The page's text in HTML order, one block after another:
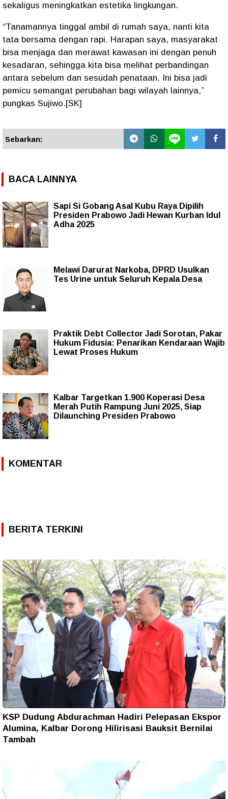
sekaligus meningkatkan estetika lingkungan.
“Tanamannya tinggal ambil di rumah saya, nanti kita
tata bersama dengan rapi. Harapan saya, masyarakat
bisa menjaga dan merawat kawasan ini dengan penuh
kesadaran, sehingga kita bisa melihat perbandingan
antara sebelum dan sesudah penataan. Ini bisa jadi
pemicu semangat perubahan bagi wilayah lainnya,”
pungkas Sujiwo.[SK]
Sebarkan:
BACA LAINNYA
Sapi Si Gobang Asal Kubu Raya Dipilih
Presiden Prabowo Jadi Hewan Kurban Idul
Adha 2025
Melawi Darurat Narkoba, DPRD Usulkan
Tes Urine untuk Seluruh Kepala Desa
Praktik Debt Collector Jadi Sorotan, Pakar
Hukum Fidusia: Penarikan Kendaraan Wajib
Lewat Proses Hukum
Kalbar Targetkan 1.900 Koperasi Desa
Merah Putih Rampung Juni 2025, Siap
Dilaunching Presiden Prabowo
KOMENTAR
BERITA TERKINI
KSP Dudung Abdurachman Hadiri Pelepasan Ekspor
Alumina, Kalbar Dorong Hilirisasi Bauksit Bernilai
Tambah